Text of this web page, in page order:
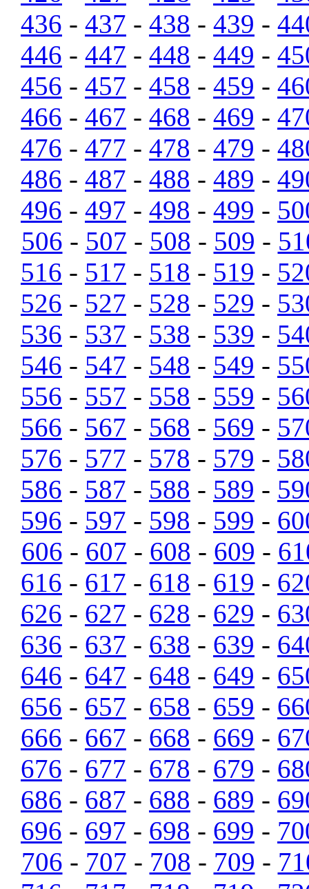
436 - 437 - 438 - 439 -
446 - 447 - 448 - 449 -
456 - 457 - 458 - 459 -
466 - 467 - 468 - 469 -
476 - 477 - 478 - 479 -
486 - 487 - 488 - 489 -
496 - 497 - 498 - 499 -
506 - 507 - 508 - 509 -
516 - 517 - 518 - 519 -
526 - 527 - 528 - 529 -
536 - 537 - 538 - 539 -
546 - 547 - 548 - 549 -
556 - 557 - 558 - 559 -
566 - 567 - 568 - 569 -
576 - 577 - 578 - 579 -
586 - 587 - 588 - 589 -
596 - 597 - 598 - 599 -
606 - 607 - 608 - 609 -
616 - 617 - 618 - 619 -
626 - 627 - 628 - 629 -
636 - 637 - 638 - 639 -
646 - 647 - 648 - 649 -
656 - 657 - 658 - 659 -
666 - 667 - 668 - 669 -
676 - 677 - 678 - 679 -
686 - 687 - 688 - 689 -
696 - 697 - 698 - 699 -
706 - 707 - 708 - 709 -